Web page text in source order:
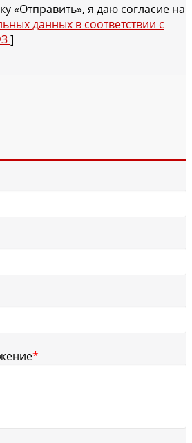
«Отправить», я даю согласие на
данных в соответствии с
]
*